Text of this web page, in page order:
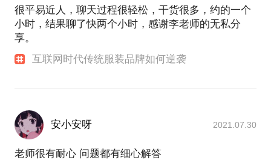
很平易近人，聊天过程很轻松，干货很多，约的一个
小时，结果聊了快两个小时，感谢李老师的无私分
享。
互联网时代传统服装品牌如何逆袭
安小安呀 2021.07.30
老师很有耐心 问题都有细心解答